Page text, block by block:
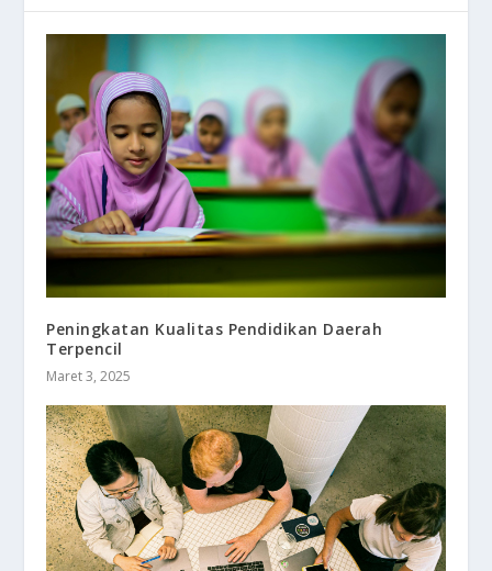
Peningkatan Kualitas Pendidikan Daerah
Terpencil
Maret 3, 2025